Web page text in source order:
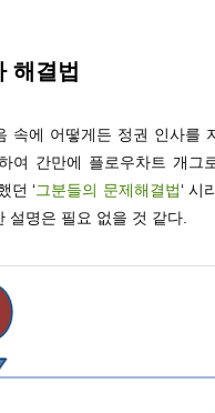
해결법
속에 어떻게든 정권 인사를
여 간만에 플로우차트 개그
던 ‘그분들의 문제해결법‘ 시
설명은 필요 없을 것 같다.